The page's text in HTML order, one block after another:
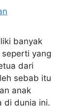
banyak
yang
dari
sebab itu
anak
di dunia ini.